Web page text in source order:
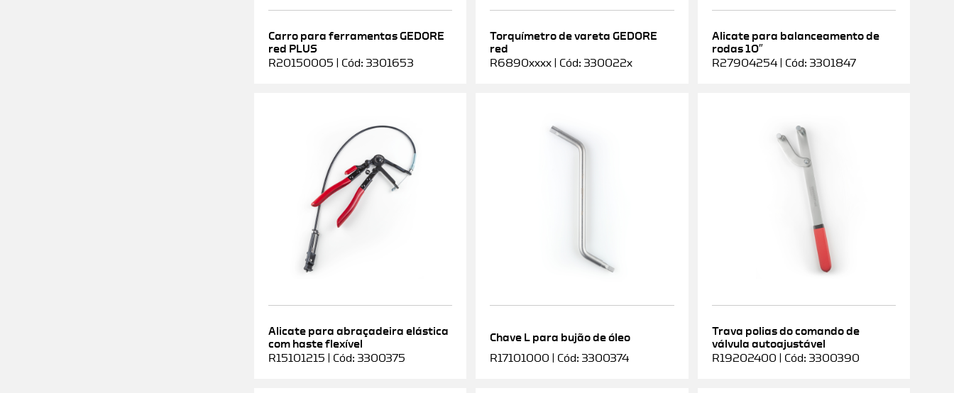
Carro para ferramentas GEDORE
red PLUS
R20150005 | Cód: 3301653
Torquímetro de vareta GEDORE
red
R6890xxxx | Cód: 330022x
Alicate para balanceamento de
rodas 10″
R27904254 | Cód: 3301847
Alicate para abraçadeira elástica
com haste flexível
R15101215 | Cód: 3300375
Chave L para bujão de óleo
R17101000 | Cód: 3300374
Trava polias do comando de
válvula autoajustável
R19202400 | Cód: 3300390